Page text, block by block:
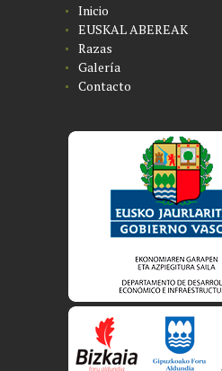
Inicio
EUSKAL ABEREAK
Razas
Galería
Contacto